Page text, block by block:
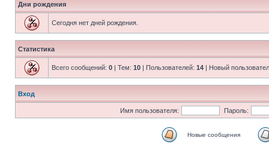
Дни рождения
Сегодня нет дней рождения.
Статистика
Всего сообщений: 0 | Тем: 10 | Пользователей: 14 | Новый
Вход
Имя пользователя: Пароль:
Новые сообщения